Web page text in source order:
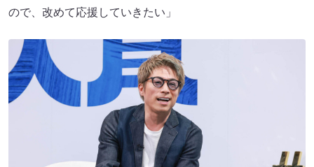
ので、改めて応援していきたい」